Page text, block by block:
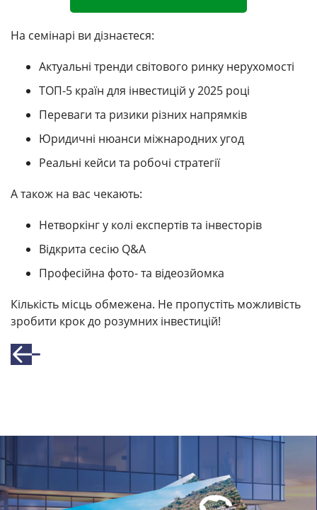
На семінарі ви дізнаєтеся:
Актуальні тренди світового ринку нерухомості
ТОП-5 країн для інвестицій у 2025 році
Переваги та ризики різних напрямків
Юридичні нюанси міжнародних угод
Реальні кейси та робочі стратегії
А також на вас чекають:
Нетворкінг у колі експертів та інвесторів
Відкрита сесію Q&A
Професійна фото- та відеозйомка
Кількість місць обмежена. Не пропустіть можливість
зробити крок до розумних інвестицій!